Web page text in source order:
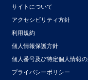
サイトについて
アクセシビリティ方針
利用規約
個人情報保護方針
個人番号及び特定個人情報
プライバシーポリシー